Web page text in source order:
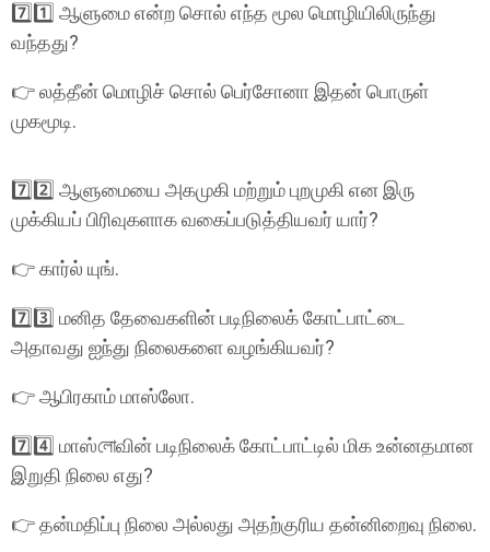
7️⃣1️⃣ ஆளுமை என்ற சொல் எந்த மூல மொழியிலிருந்து
வந்தது?
👉 லத்தீன் மொழிச் சொல் பெர்சோனா இதன் பொருள்
முகமூடி.
7️⃣2️⃣ ஆளுமையை அகமுகி மற்றும் புறமுகி என இரு
முக்கியப் பிரிவுகளாக வகைப்படுத்தியவர் யார்?
👉 கார்ல் யுங்.
7️⃣3️⃣ மனித தேவைகளின் படிநிலைக் கோட்பாட்டை
அதாவது ஐந்து நிலைகளை வழங்கியவர்?
👉 ஆபிரகாம் மாஸ்லோ.
7️⃣4️⃣ மாஸ்লোவின் படிநிலைக் கோட்பாட்டில் மிக உன்னதமான
இறுதி நிலை எது?
👉 தன்மதிப்பு நிலை அல்லது அதற்குரிய தன்னிறைவு நிலை.